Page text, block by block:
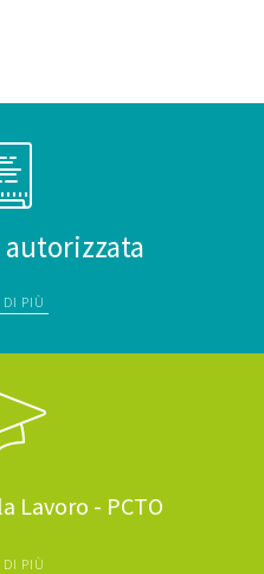
DI PIÙ
Lavoro - PCTO
DI PIÙ